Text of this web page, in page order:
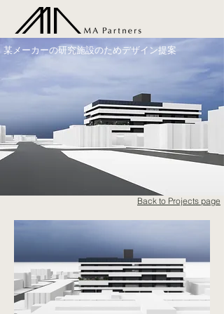
某メーカーの研究施設のためデザイン提案
Back to Projects page